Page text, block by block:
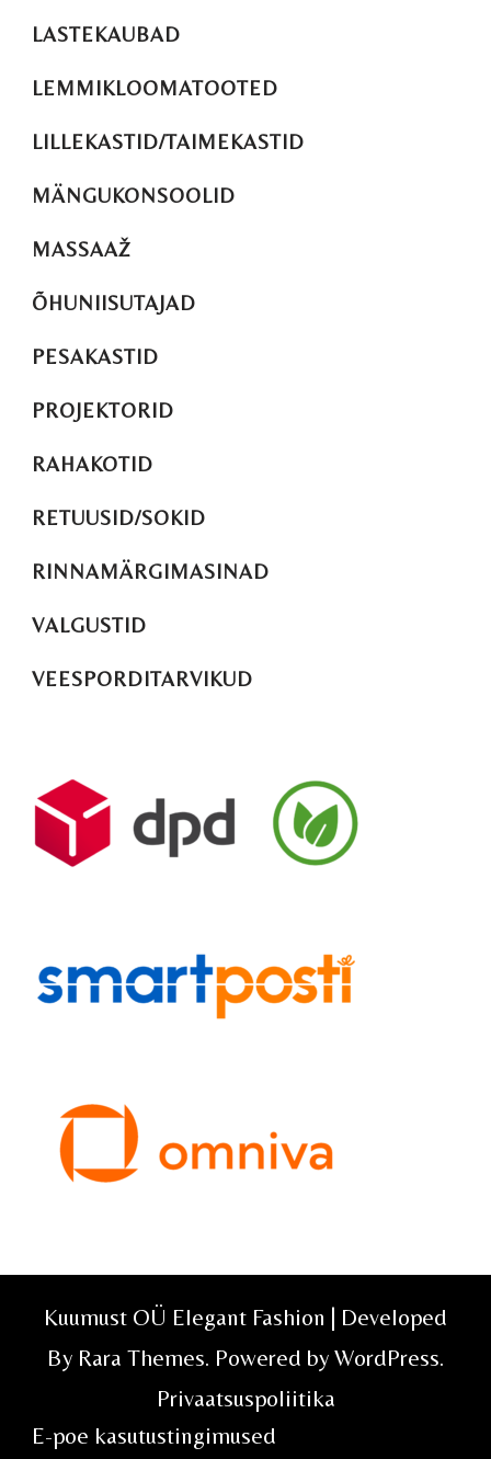
LASTEKAUBAD
LEMMIKLOOMATOOTED
LILLEKASTID/TAIMEKASTID
MÄNGUKONSOOLID
MASSAAŽ
ÕHUNIISUTAJAD
PESAKASTID
PROJEKTORID
RAHAKOTID
RETUUSID/SOKID
RINNAMÄRGIMASINAD
VALGUSTID
VEESPORDITARVIKUD
Kuumust OÜ Elegant Fashion | Developed
By Rara Themes. Powered by WordPress.
Privaatsuspoliitika
E-poe kasutustingimused